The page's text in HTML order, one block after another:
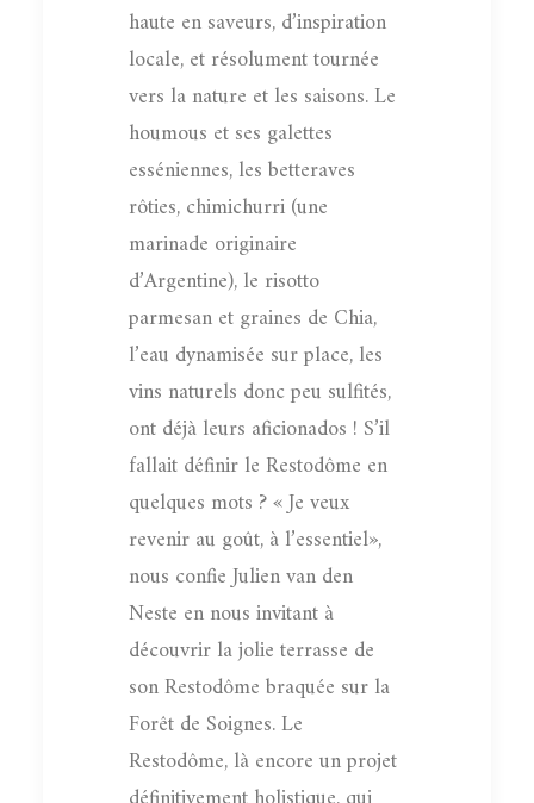
haute en saveurs, d’inspiration
locale, et résolument tournée
vers la nature et les saisons. Le
houmous et ses galettes
esséniennes, les betteraves
rôties, chimichurri (une
marinade originaire
d’Argentine), le risotto
parmesan et graines de Chia,
l’eau dynamisée sur place, les
vins naturels donc peu sulfités,
ont déjà leurs aficionados ! S’il
fallait définir le Restodôme en
quelques mots ? « Je veux
revenir au goût, à l’essentiel»,
nous confie Julien van den
Neste en nous invitant à
découvrir la jolie terrasse de
son Restodôme braquée sur la
Forêt de Soignes. Le
Restodôme, là encore un projet